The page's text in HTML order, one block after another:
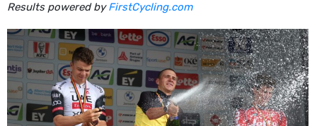
Results powered byFirstCycling.com